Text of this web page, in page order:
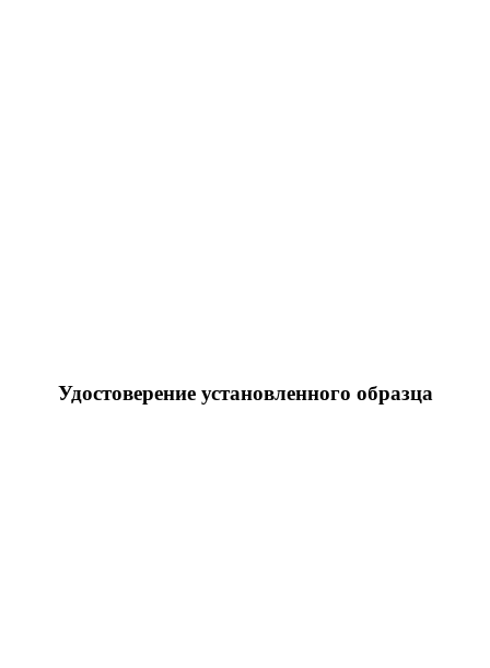
Удостоверение установленного образца